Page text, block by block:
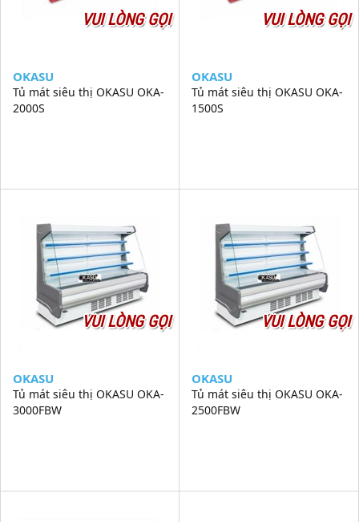
VUI LÒNG GỌI
OKASU
Tủ mát siêu thị OKASU OKA-
2000S
VUI LÒNG GỌI
OKASU
Tủ mát siêu thị OKASU OKA-
1500S
VUI LÒNG GỌI
OKASU
Tủ mát siêu thị OKASU OKA-
3000FBW
VUI LÒNG GỌI
OKASU
Tủ mát siêu thị OKASU OKA-
2500FBW